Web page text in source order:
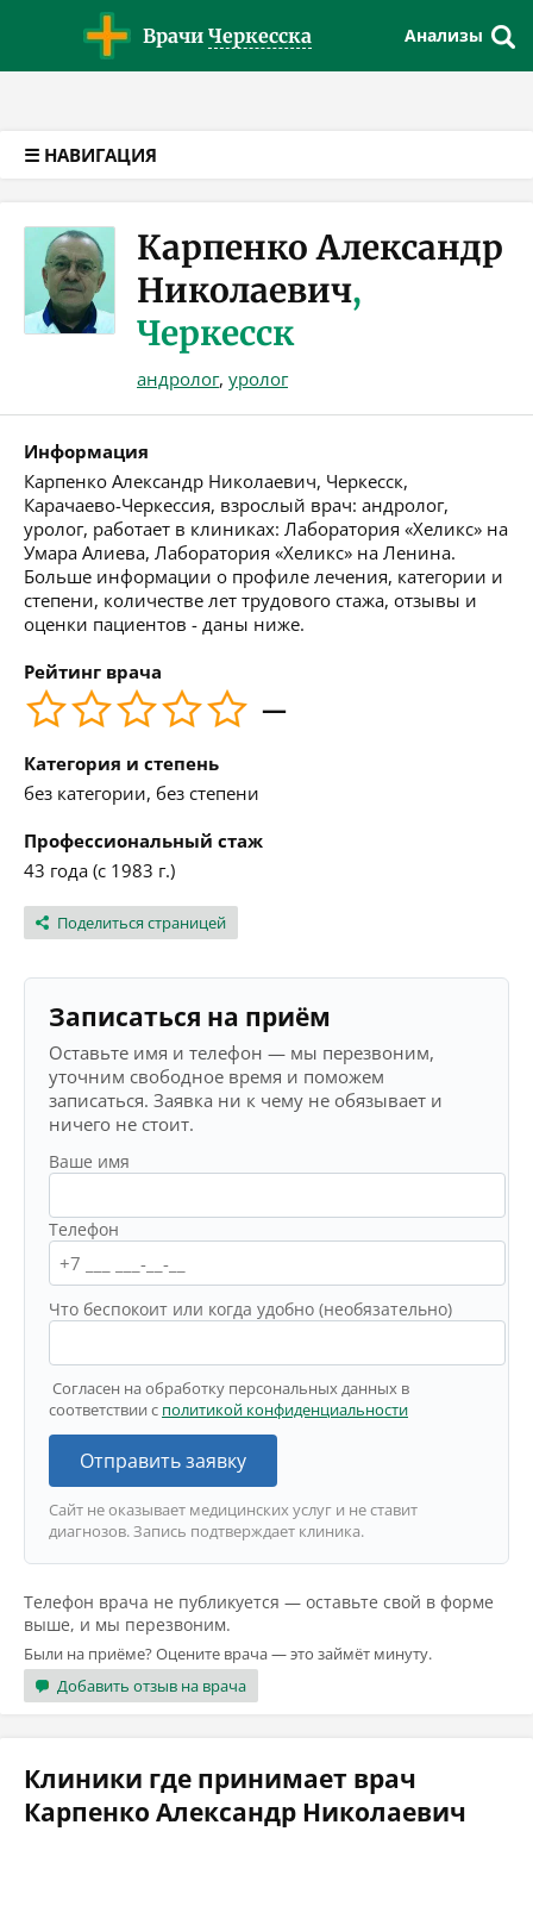
Врачи Черкесска Анализы
☰ НАВИГАЦИЯ
Карпенко Александр
Николаевич,
Черкесск
андролог, уролог
Информация
Карпенко Александр Николаевич, Черкесск,
Карачаево-Черкессия, взрослый врач: андролог,
уролог, работает в клиниках: Лаборатория «Хеликс» на
Умара Алиева, Лаборатория «Хеликс» на Ленина.
Больше информации о профиле лечения, категории и
степени, количестве лет трудового стажа, отзывы и
оценки пациентов - даны ниже.
Рейтинг врача
—
Категория и степень
без категории, без степени
Профессиональный стаж
43 года (с 1983 г.)
Поделиться страницей
Записаться на приём
Оставьте имя и телефон — мы перезвоним,
уточним свободное время и поможем
записаться. Заявка ни к чему не обязывает и
ничего не стоит.
Ваше имя
Телефон
Что беспокоит или когда удобно (необязательно)
Согласен на обработку персональных данных в
соответствии с политикой конфиденциальности
Отправить заявку
Сайт не оказывает медицинских услуг и не ставит
диагнозов. Запись подтверждает клиника.
Телефон врача не публикуется — оставьте свой в форме
выше, и мы перезвоним.
Были на приёме? Оцените врача — это займёт минуту.
Добавить отзыв на врача
Клиники где принимает врач
Карпенко Александр Николаевич